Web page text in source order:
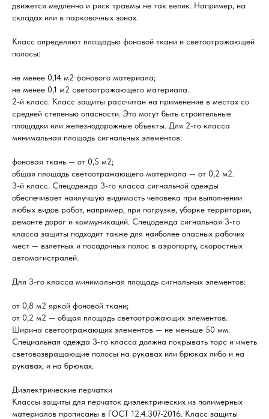
движется медленно и риск травмы не так велик. Например, на
складах или в парковочных зонах.
Класс определяют площадью фоновой ткани и светоотражающей
полосы:
не менее 0,14 м2 фонового материала;
не менее 0,1 м2 светоотражающего материала.
2-й класс. Класс защиты рассчитан на применение в местах со
средней степенью опасности. Это могут быть строительные
площадки или железнодорожные объекты. Для 2-го класса
минимальная площадь сигнальных элементов:
фоновая ткань — от 0,5 м2;
общая площадь светоотражающего материала — от 0,2 м2.
3-й класс. Спецодежда 3-го класса сигнальной одежды
обеспечивает наилучшую видимость человека при выполнении
любых видов работ, например, при погрузке, уборке территории,
ремонте дорог и коммуникаций. Спецодежда сигнальная 3-го
класса защиты подходит также для наиболее опасных рабочих
мест — взлетных и посадочных полос в аэропорту, скоростных
автомагистралей.
Для 3-го класса минимальная площадь сигнальных элементов:
от 0,8 м2 яркой фоновой ткани;
от 0,2 м2 — общая площадь светоотражающих элементов.
Ширина светоотражающих элементов — не меньше 50 мм.
Специальная одежда 3-го класса должна покрывать торс и иметь
световозвращающие полосы на рукавах или брюках либо и на
рукавах, и на брюках.
Диэлектрические перчатки
Классы защиты для перчаток диэлектрических из полимерных
материалов прописаны в ГОСТ 12.4.307-2016. Класс защиты